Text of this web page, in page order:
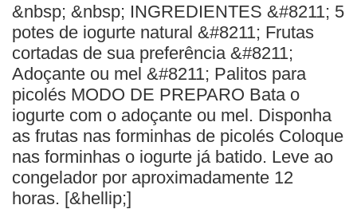
LISTA DIGITAL
TELEFONES ÚTEIS
QUEM SOMOS
CONTATO
ANUNCIE
BUSCAR
&nbsp; &nbsp; INGREDIENTES &#8211; 5
potes de iogurte natural &#8211; Frutas
cortadas de sua preferência &#8211;
Adoçante ou mel &#8211; Palitos para
picolés MODO DE PREPARO Bata o
iogurte com o adoçante ou mel. Disponha
as frutas nas forminhas de picolés Coloque
nas forminhas o iogurte já batido. Leve ao
congelador por aproximadamente 12
horas. [&hellip;]